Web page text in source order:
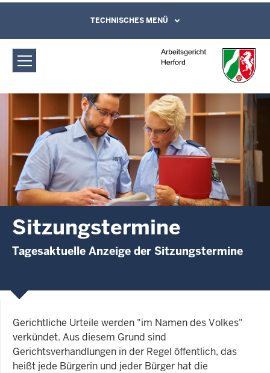
Arbeitsgericht Herford:
Sitzungstermine
Direkt zum Inhalt
Leichte Sprache, Gebärdensprachenvideo
und Kontaktformular
TECHNISCHES MENÜ
Sitzungstermine
Tagesaktuelle Anzeige der Sitzungstermine
Gerichtliche Urteile werden "im Namen des Volkes"
verkündet. Aus diesem Grund sind
Gerichtsverhandlungen in der Regel öffentlich, das
heißt jede Bürgerin und jeder Bürger hat die